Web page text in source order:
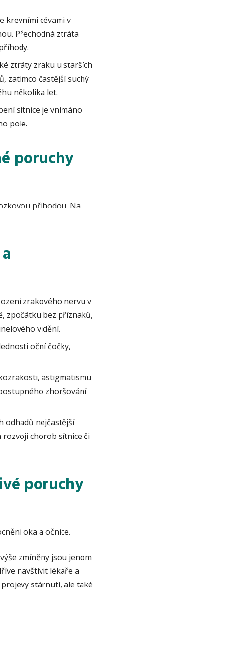
krevními cévami v
Přechodná ztráta
ztráty zraku u starších
zatímco častější suchý
několika let.
sítnice je vnímáno
pole.
poruchy
příhodou. Na
zrakového nervu v
zpočátku bez příznaků,
vidění.
oční čočky,
astigmatismu
zhoršování
odhadů nejčastější
rozvoji chorob sítnice či
poruchy
oka a očnice.
zmíněny jsou jenom
navštívit lékaře a
stárnutí, ale také